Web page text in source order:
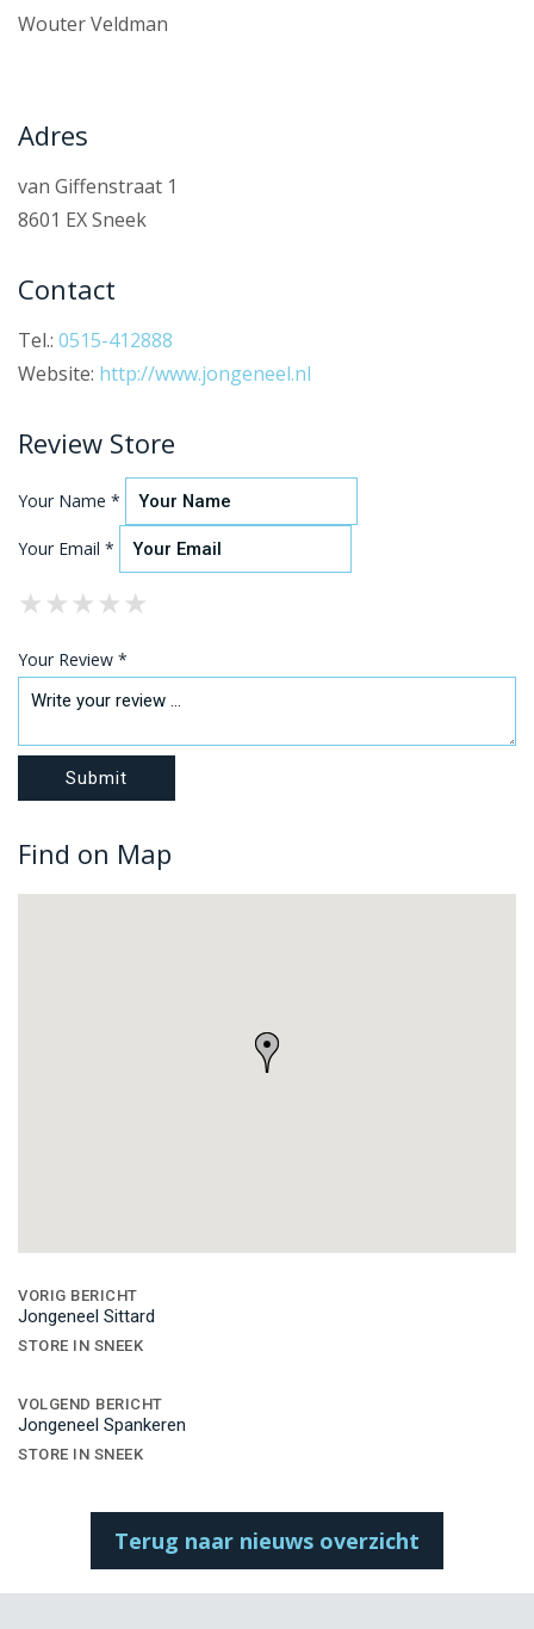
Wouter Veldman
Adres
van Giffenstraat 1
8601 EX Sneek
Contact
Tel.: 0515-412888
Website: http://www.jongeneel.nl
Review Store
Your Name *
Your Email *
★
★★
★★★
★★★★
★★★★★
Your Review *
Find on Map
navigatie
VORIG BERICHT
Jongeneel Sittard
STORE IN SNEEK
VOLGEND BERICHT
Jongeneel Spankeren
STORE IN SNEEK
Terug naar nieuws overzicht